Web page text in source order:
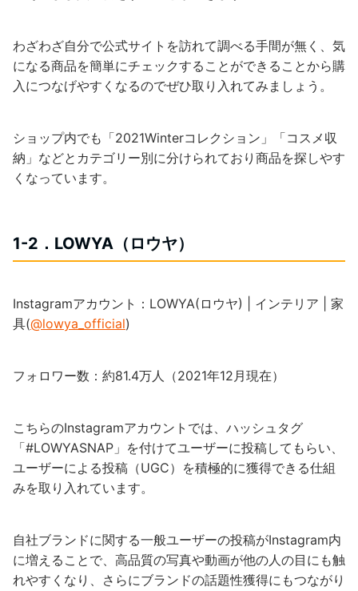
わざわざ自分で公式サイトを訪れて調べる手間が無く、気
になる商品を簡単にチェックすることができることから購
入につなげやすくなるのでぜひ取り入れてみましょう。
ショップ内でも「2021Winterコレクション」「コスメ収
納」などとカテゴリー別に分けられており商品を探しやす
くなっています。
1-2．LOWYA（ロウヤ）
Instagramアカウント：LOWYA(ロウヤ) | インテリア | 家
具(@lowya_official)
フォロワー数：約81.4万人（2021年12月現在）
こちらのInstagramアカウントでは、ハッシュタグ
「#LOWYASNAP」を付けてユーザーに投稿してもらい、
ユーザーによる投稿（UGC）を積極的に獲得できる仕組
みを取り入れています。
自社ブランドに関する一般ユーザーの投稿がInstagram内
に増えることで、高品質の写真や動画が他の人の目にも触
れやすくなり、さらにブランドの話題性獲得にもつながり